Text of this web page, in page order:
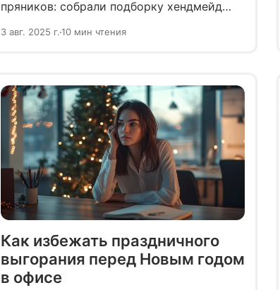
пряников: собрали подборку хендмейд
3 авг. 2025 г.10 мин чтения
Как избежать праздничного
выгорания перед Новым годом
в офисе